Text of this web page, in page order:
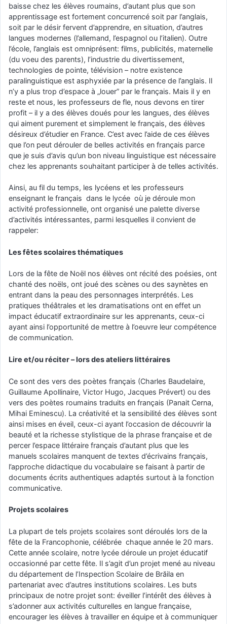
baisse chez les élèves roumains, d’autant plus que son
apprentissage est fortement concurrencé soit par l’anglais,
soit par le désir fervent d’apprendre, en situation, d’autres
langues modernes (l’allemand, l’espagnol ou l’italien). Outre
l’école, l’anglais est omniprésent: films, publicités, maternelle
(du voeu des parents), l’industrie du divertissement,
technologies de pointe, télévision – notre existence
paralinguistique est asphyxiée par la présence de l’anglais. Il
n’y a plus trop d’espace à „louer” par le français. Mais il y en
reste et nous, les professeurs de fle, nous devons en tirer
profit – il y a des élèves doués pour les langues, des élèves
qui aiment purement et simplement le français, des élèves
désireux d’étudier en France. C’est avec l’aide de ces élèves
que l’on peut dérouler de belles activités en français parce
que je suis d’avis qu’un bon niveau linguistique est nécessaire
chez les apprenants souhaitant participer à de telles activités.
Ainsi, au fil du temps, les lycéens et les professeurs
enseignant le français dans le lycée où je déroule mon
activité professionnelle, ont organisé une palette diverse
d’activités intéressantes, parmi lesquelles il convient de
rappeler:
Les fêtes scolaires thématiques
Lors de la fête de Noël nos élèves ont récité des poésies, ont
chanté des noëls, ont joué des scènes ou des saynètes en
entrant dans la peau des personnages interprétés. Les
pratiques théâtrales et les dramatisations ont en effet un
impact éducatif extraordinaire sur les apprenants, ceux-ci
ayant ainsi l’opportunité de mettre à l’oeuvre leur compétence
de communication.
Lire et/ou réciter – lors des ateliers littéraires
Ce sont des vers des poètes français (Charles Baudelaire,
Guillaume Apollinaire, Victor Hugo, Jacques Prévert) ou des
vers des poètes roumains traduits en français (Panait Cerna,
Mihai Eminescu). La créativité et la sensibilité des élèves sont
ainsi mises en éveil, ceux-ci ayant l’occasion de découvrir la
beauté et la richesse stylistique de la phrase française et de
percer l’espace littéraire français d’autant plus que les
manuels scolaires manquent de textes d’écrivains français,
l’approche didactique du vocabulaire se faisant à partir de
documents écrits authentiques adaptés surtout à la fonction
communicative.
Projets scolaires
La plupart de tels projets scolaires sont déroulés lors de la
fête de la Francophonie, célébrée chaque année le 20 mars.
Cette année scolaire, notre lycée déroule un projet éducatif
occasionné par cette fête. Il s’agit d’un projet mené au niveau
du département de l’Inspection Scolaire de Brăila en
partenariat avec d’autres institutions scolaires. Les buts
principaux de notre projet sont: éveiller l’intérêt des élèves à
s’adonner aux activités culturelles en langue française,
encourager les élèves à travailler en équipe et à communiquer